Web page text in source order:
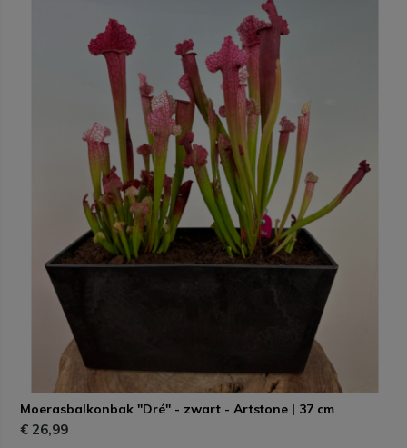
Moerasbalkonbak "Dré" - zwart - Artstone | 37 cm
€ 26,99